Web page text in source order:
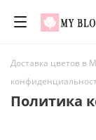
Доставка цветов в
Политика